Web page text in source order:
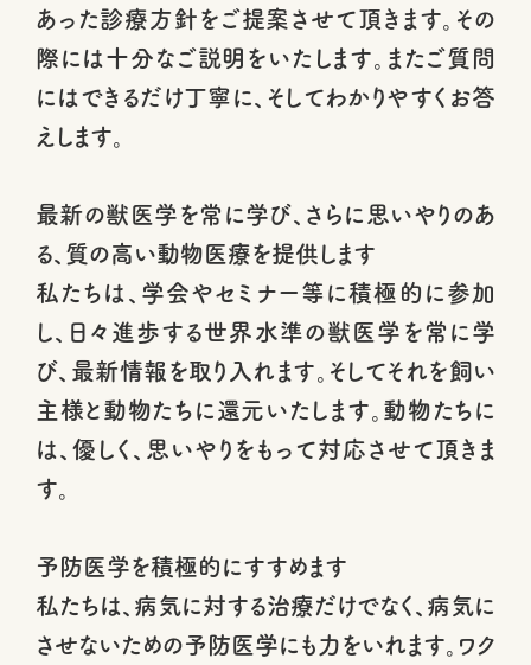
あった診療方針をご提案させて頂きます。その
際には十分なご説明をいたします。またご質問
にはできるだけ丁寧に、そしてわかりやすくお答
えします。
最新の獣医学を常に学び、さらに思いやりのあ
る、質の高い動物医療を提供します
私たちは、学会やセミナー等に積極的に参加
し、日々進歩する世界水準の獣医学を常に学
び、最新情報を取り入れます。そしてそれを飼い
主様と動物たちに還元いたします。動物たちに
は、優しく、思いやりをもって対応させて頂きま
す。
予防医学を積極的にすすめます
私たちは、病気に対する治療だけでなく、病気に
させないための予防医学にも力をいれます。ワク